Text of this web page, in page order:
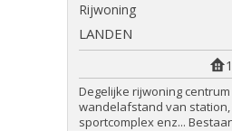
Rijwoning
LANDEN
Degelijke rijwoning
wandelafstand van
sportcomplex enz...